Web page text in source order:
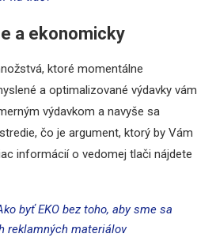
a ekonomicky
ktoré momentálne
a optimalizované výdavky vám
výdavkom a navyše sa
čo je argument, ktorý by Vám
informácií o vedomej tlači nájdete
byť EKO bez toho, aby sme sa
reklamných materiálov